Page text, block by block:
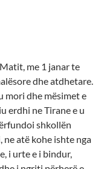
me 1 janar te
dhe atdhetare.
mori dhe mësimet e
erdhi ne Tirane e u
shkollën
ne atë kohe ishte nga
i urte e i bindur,